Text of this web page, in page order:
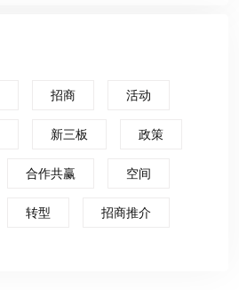
招商 活动
新三板 政策
合作共赢 空间
转型 招商推介